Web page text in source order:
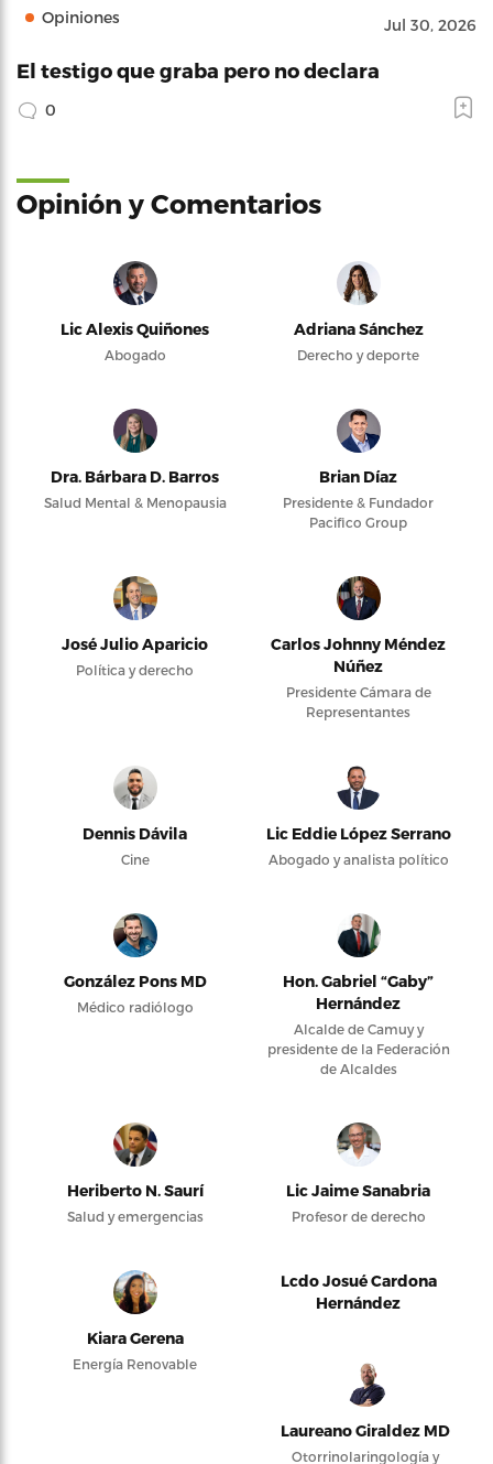
Opiniones Jul 30, 2026
El testigo que graba pero no declara
0
Opinión y Comentarios
Lic Alexis Quiñones
Abogado
Adriana Sánchez
Derecho y deporte
Dra. Bárbara D. Barros
Salud Mental & Menopausia
Brian Díaz
Presidente & Fundador
Pacifico Group
José Julio Aparicio
Política y derecho
Carlos Johnny Méndez
Núñez
Presidente Cámara de
Representantes
Dennis Dávila
Cine
Lic Eddie López Serrano
Abogado y analista político
González Pons MD
Médico radiólogo
Hon. Gabriel “Gaby”
Hernández
Alcalde de Camuy y
presidente de la Federación
de Alcaldes
Heriberto N. Saurí
Salud y emergencias
Lic Jaime Sanabria
Profesor de derecho
Kiara Gerena
Energía Renovable
Lcdo Josué Cardona
Hernández
Laureano Giraldez MD
Otorrinolaringología y